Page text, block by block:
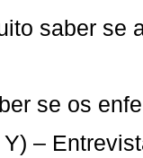
saber se
se os
Y) –